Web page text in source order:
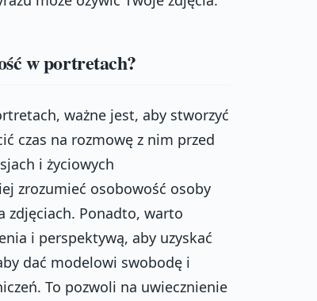
w portretach?
ważne jest, aby stworzyć
czas na rozmowę z nim przed
i życiowych
zrozumieć osobowość osoby
zdjęciach. Ponadto, warto
i perspektywą, aby uzyskać
dać modelowi swobodę i
To pozwoli na uwiecznienie